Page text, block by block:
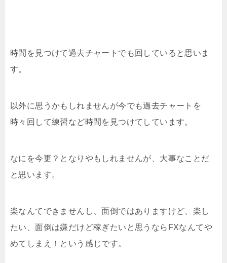
時間を見つけて過去チャートでも回していると思いま
す。
以外に思うかもしれませんが今でも過去チャートを
時々回して練習など時間を見つけてしています。
なにを今更？となりやもしれませんが、大事なことだ
と思います。
楽なんてできませんし、面倒ではありますけど、楽し
たい、面倒は嫌だけど稼ぎたいと思うならFXなんてや
めてしまえ！という感じです。